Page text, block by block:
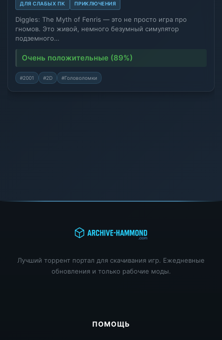
ДЛЯ СЛАБЫХ ПК ПРИКЛЮЧЕНИЯ
Diggles: The Myth of Fenris — это не просто игра про
гномов. Это живой, немного безумный симулятор
подземного…
Очень положительные (89%)
#2001 #2D #Головоломки
Лучший торрент портал для скачивания игр. Ежедневные
обновления и только рабочие моды.
ПОМОЩЬ